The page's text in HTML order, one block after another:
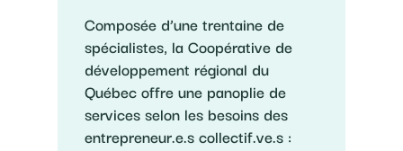
Composée d’une trentaine de
spécialistes, la Coopérative de
développement régional du
Québec offre une panoplie de
services selon les besoins des
entrepreneur.e.s collectif.ve.s :